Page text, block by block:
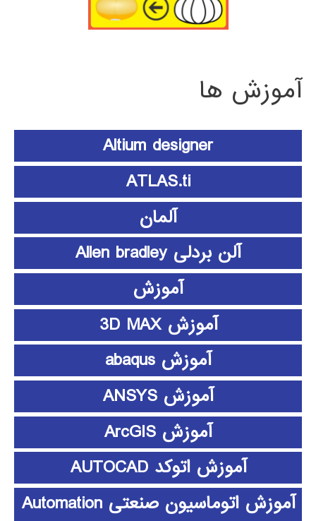
آموزش ها
Altium designer
ATLAS.ti
آلمان
آلن بردلی Allen bradley
آموزش
آموزش 3D MAX
آموزش abaqus
آموزش ANSYS
آموزش ArcGIS
آموزش اتوکد AUTOCAD
آموزش اتوماسیون صنعتی Automation